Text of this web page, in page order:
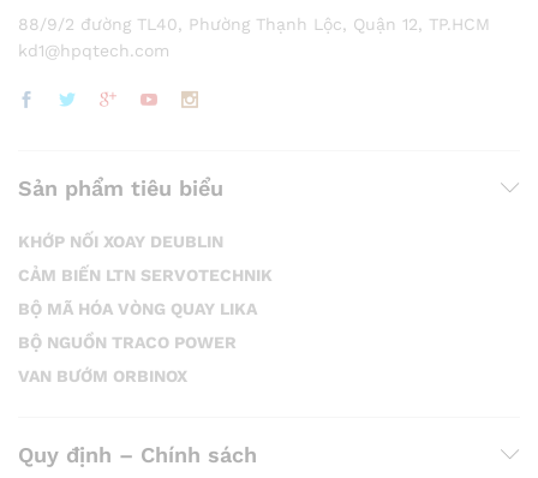
88/9/2 đường TL40, Phường Thạnh Lộc, Quận 12, TP.HCM
kd1@hpqtech.com
Sản phẩm tiêu biểu
KHỚP NỐI XOAY DEUBLIN
CẢM BIẾN LTN SERVOTECHNIK
BỘ MÃ HÓA VÒNG QUAY LIKA
BỘ NGUỒN TRACO POWER
VAN BƯỚM ORBINOX
Quy định – Chính sách